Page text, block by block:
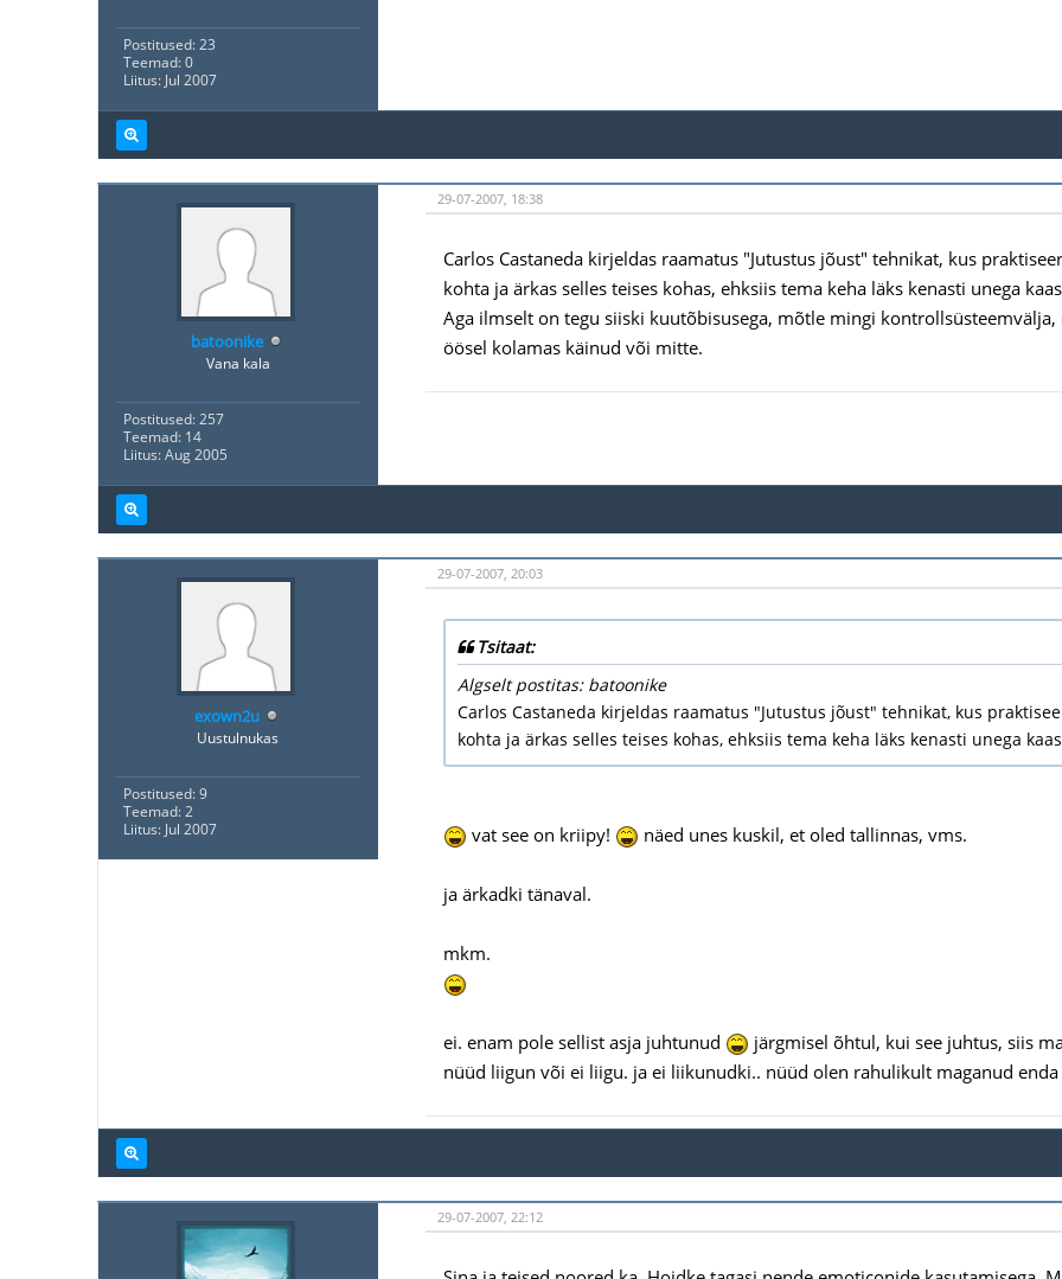
Postitused: 23
Teemad: 0
Liitus: Jul 2007
batoonike
Vana kala
Postitused: 257
Teemad: 14
Liitus: Aug 2005
29-07-2007, 18:38
Carlos Castaneda kirjeldas raamatus "Jutustus jõust" tehnikat, kus
kohta ja ärkas selles teises kohas, ehksiis tema keha läks kenasti unega
Aga ilmselt on tegu siiski kuutõbisusega, mõtle mingi
öösel kolamas käinud või mitte.
exown2u
Uustulnukas
Postitused: 9
Teemad: 2
Liitus: Jul 2007
29-07-2007, 20:03
Tsitaat:
Algselt postitas: batoonike
Carlos Castaneda kirjeldas raamatus "Jutustus jõust" tehnikat, kus
kohta ja ärkas selles teises kohas, ehksiis tema keha läks kenasti unega
vat see on kriipy! näed unes kuskil, et oled tallinnas, vms.
ja ärkadki tänaval.
mkm.
ei. enam pole sellist asja juhtunud järgmisel õhtul, kui see juhtus, siis
nüüd liigun või ei liigu. ja ei liikunudki.. nüüd olen rahulikult maganud enda
29-07-2007, 22:12